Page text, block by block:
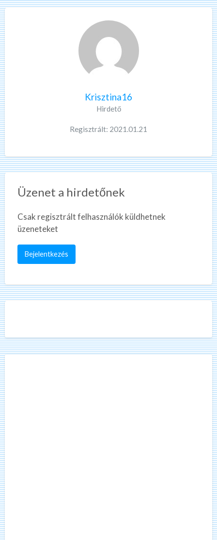
Krisztina16
Hirdető
Regisztrált: 2021.01.21
Üzenet a hirdetőnek
Csak regisztrált felhasználók küldhetnek
üzeneteket
Bejelentkezés